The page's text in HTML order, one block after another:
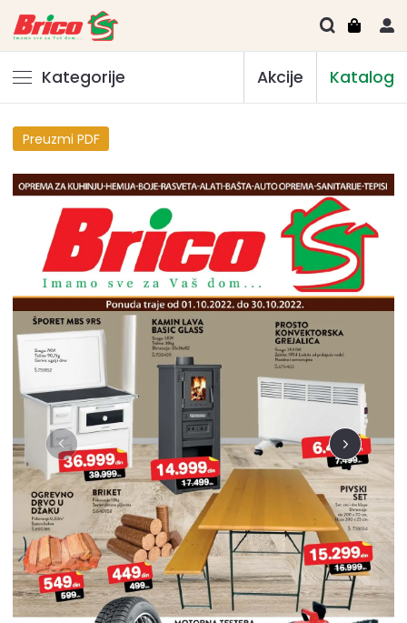
Kategorije Akcije Katalog
Preuzmi PDF